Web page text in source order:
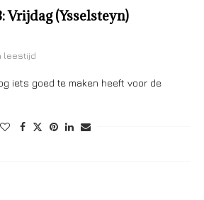
Vrijdag (Ysselsteyn)
leestijd
iets goed te maken heeft voor de